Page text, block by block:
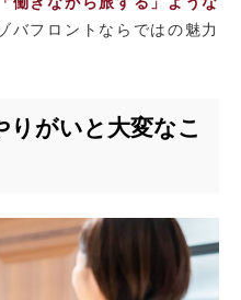
バフロントならではの魅力
がいと大変なこ